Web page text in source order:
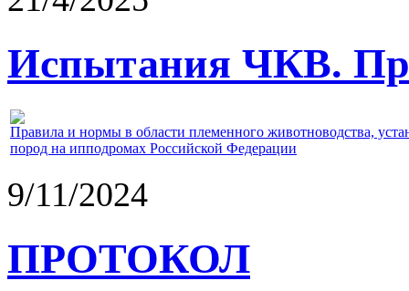
Испытания ЧКВ.
Правила и нормы в области племенного животноводства,
пород на ипподромах Российской Федерации
9/11/2024
ПРОТОКОЛ